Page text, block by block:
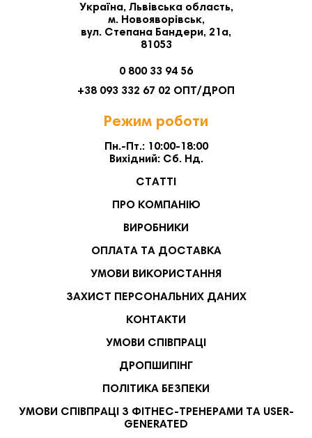
Україна, Львівська область,
м. Новояворівськ,
вул. Степана Бандери, 21а,
81053
0 800 33 94 56
+38 093 332 67 02 ОПТ/ДРОП
Режим роботи
Пн.-Пт.: 10:00-18:00
Вихідний: Сб. Нд.
СТАТТІ
ПРО КОМПАНІЮ
ВИРОБНИКИ
ОПЛАТА ТА ДОСТАВКА
УМОВИ ВИКОРИСТАННЯ
ЗАХИСТ ПЕРСОНАЛЬНИХ ДАНИХ
КОНТАКТИ
УМОВИ СПІВПРАЦІ
ДРОПШИПІНГ
ПОЛІТИКА БЕЗПЕКИ
УМОВИ СПІВПРАЦІ З ФІТНЕС-ТРЕНЕРАМИ ТА USER-
GENERATED